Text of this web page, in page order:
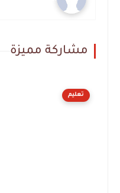
مشاركة مميزة
تعليم